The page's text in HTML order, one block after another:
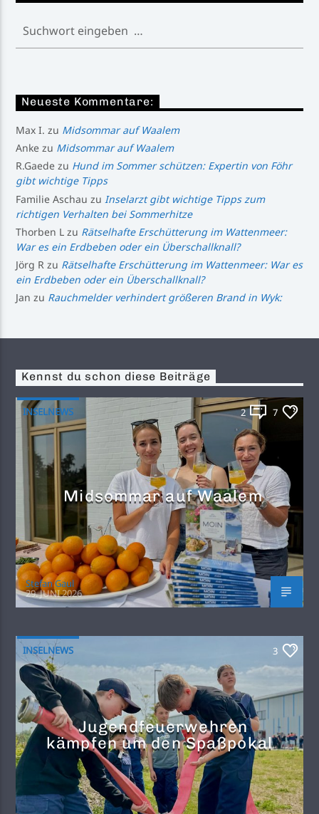
Neueste Kommentare:
Max I. zu Midsommar auf Waalem
Anke zu Midsommar auf Waalem
R.Gaede zu Hund im Sommer schützen: Expertin von Föhr
gibt wichtige Tipps
Familie Aschau zu Inselarzt gibt wichtige Tipps zum
richtigen Verhalten bei Sommerhitze
Thorben L zu Rätselhafte Erschütterung im Wattenmeer:
War es ein Erdbeben oder ein Überschallknall?
Jörg R zu Rätselhafte Erschütterung im Wattenmeer: War es
ein Erdbeben oder ein Überschallknall?
Jan zu Rauchmelder verhindert größeren Brand in Wyk:
Kennst du schon diese Beiträge
INSELNEWS 2 7
Midsommar auf Waalem
Stefan Gaul
29. JUNI 2026
INSELNEWS 3
Jugendfeuerwehren
kämpfen um den Spaßpokal